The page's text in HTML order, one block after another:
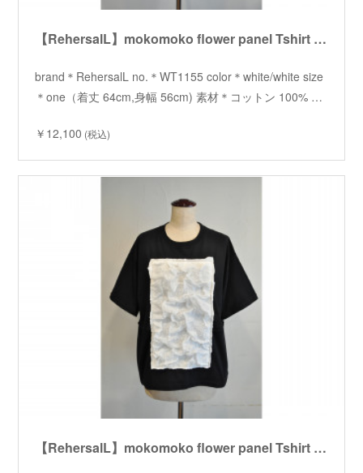
【RehersalL】mokomoko flower panel Tshirt /【リハーズオール】モコモコフラワーパネルTシャツ
brand＊RehersalL no.＊WT1155 color＊white/white size
＊one（着丈 64cm,身幅 56cm) 素材＊コットン 100% …
￥12,100 (税込)
【RehersalL】mokomoko flower panel Tshirt /【リハーズオール】モコモコフラワーパネルTシャツ